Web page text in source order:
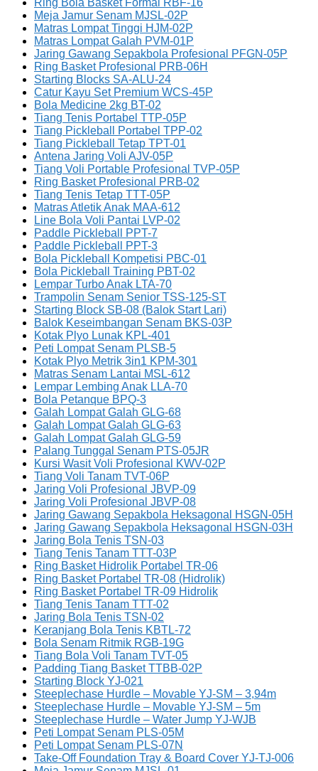
Ring Bola Basket Formal RBF-16
Meja Jamur Senam MJSL-02P
Matras Lompat Tinggi HJM-02P
Matras Lompat Galah PVM-01P
Jaring Gawang Sepakbola Profesional PFGN-05P
Ring Basket Profesional PRB-06H
Starting Blocks SA-ALU-24
Catur Kayu Set Premium WCS-45P
Bola Medicine 2kg BT-02
Tiang Tenis Portabel TTP-05P
Tiang Pickleball Portabel TPP-02
Tiang Pickleball Tetap TPT-01
Antena Jaring Voli AJV-05P
Tiang Voli Portable Profesional TVP-05P
Ring Basket Profesional PRB-02
Tiang Tenis Tetap TTT-05P
Matras Atletik Anak MAA-612
Line Bola Voli Pantai LVP-02
Paddle Pickleball PPT-7
Paddle Pickleball PPT-3
Bola Pickleball Kompetisi PBC-01
Bola Pickleball Training PBT-02
Lempar Turbo Anak LTA-70
Trampolin Senam Senior TSS-125-ST
Starting Block SB-08 (Balok Start Lari)
Balok Keseimbangan Senam BKS-03P
Kotak Plyo Lunak KPL-401
Peti Lompat Senam PLSB-5
Kotak Plyo Metrik 3in1 KPM-301
Matras Senam Lantai MSL-612
Lempar Lembing Anak LLA-70
Bola Petanque BPQ-3
Galah Lompat Galah GLG-68
Galah Lompat Galah GLG-63
Galah Lompat Galah GLG-59
Palang Tunggal Senam PTS-05JR
Kursi Wasit Voli Profesional KWV-02P
Tiang Voli Tanam TVT-06P
Jaring Voli Profesional JBVP-09
Jaring Voli Profesional JBVP-08
Jaring Gawang Sepakbola Heksagonal HSGN-05H
Jaring Gawang Sepakbola Heksagonal HSGN-03H
Jaring Bola Tenis TSN-03
Tiang Tenis Tanam TTT-03P
Ring Basket Hidrolik Portabel TR-06
Ring Basket Portabel TR-08 (Hidrolik)
Ring Basket Portabel TR-09 Hidrolik
Tiang Tenis Tanam TTT-02
Jaring Bola Tenis TSN-02
Keranjang Bola Tenis KBTL-72
Bola Senam Ritmik RGB-19G
Tiang Bola Voli Tanam TVT-05
Padding Tiang Basket TTBB-02P
Starting Block YJ-021
Steeplechase Hurdle – Movable YJ-SM – 3,94m
Steeplechase Hurdle – Movable YJ-SM – 5m
Steeplechase Hurdle – Water Jump YJ-WJB
Peti Lompat Senam PLS-05M
Peti Lompat Senam PLS-07N
Take-Off Foundation Tray & Board Cover YJ-TJ-006